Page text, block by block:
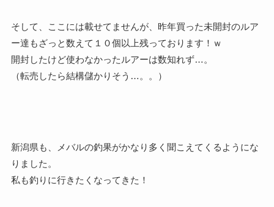
そして、ここには載せてませんが、昨年買った未開封のルア
ー達もざっと数えて１０個以上残っております！ｗ
開封したけど使わなかったルアーは数知れず…。
（転売したら結構儲かりそう…。。）
新潟県も、メバルの釣果がかなり多く聞こえてくるようにな
りました。
私も釣りに行きたくなってきた！